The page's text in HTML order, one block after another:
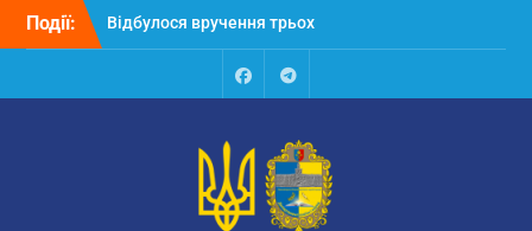
Перейти
Події:
Відбулося вручення трьох
автобусів для потреб
Відбулося засідання
освіти та науки обласної
державної адміністрації
Відбулась обласна
FacebookTalegram